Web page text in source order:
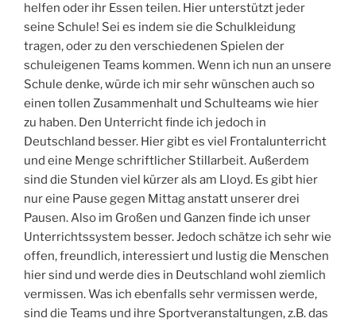
helfen oder ihr Essen teilen. Hier unterstützt jeder
seine Schule! Sei es indem sie die Schulkleidung
tragen, oder zu den verschiedenen Spielen der
schuleigenen Teams kommen. Wenn ich nun an unsere
Schule denke, würde ich mir sehr wünschen auch so
einen tollen Zusammenhalt und Schulteams wie hier
zu haben. Den Unterricht finde ich jedoch in
Deutschland besser. Hier gibt es viel Frontalunterricht
und eine Menge schriftlicher Stillarbeit. Außerdem
sind die Stunden viel kürzer als am Lloyd. Es gibt hier
nur eine Pause gegen Mittag anstatt unserer drei
Pausen. Also im Großen und Ganzen finde ich unser
Unterrichtssystem besser. Jedoch schätze ich sehr wie
offen, freundlich, interessiert und lustig die Menschen
hier sind und werde dies in Deutschland wohl ziemlich
vermissen. Was ich ebenfalls sehr vermissen werde,
sind die Teams und ihre Sportveranstaltungen, z.B. das